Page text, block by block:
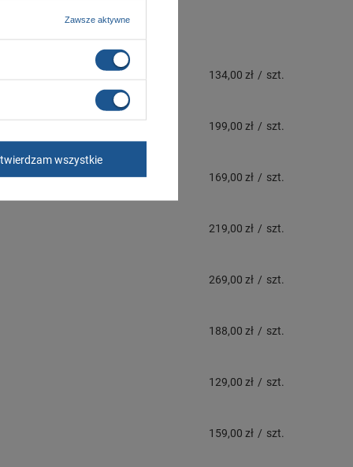
134,00 zł / szt.
199,00 zł / szt.
169,00 zł / szt.
219,00 zł / szt.
269,00 zł / szt.
188,00 zł / szt.
129,00 zł / szt.
159,00 zł / szt.
Zawsze aktywne
wszystkie